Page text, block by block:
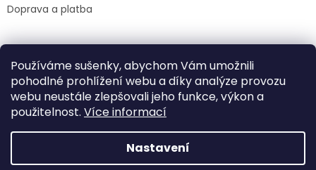
Používáme sušenky, abychom Vám umožnili
pohodlné prohlížení webu a díky analýze provozu
webu neustále zlepšovali jeho funkce, výkon a
použitelnost. Více informací
Nastavení
Doprava a platba
Facebook
Vytvořil Shoptet